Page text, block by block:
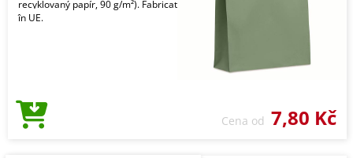
recyklovaný papír, 90 g/m²). Fabricat
în UE.
Cena od 7,80 Kč